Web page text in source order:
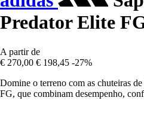
Predator Elite
A partir de
€ 270,00 € 198,45 -27%
Domine o terreno com as chuteiras
FG, que combinam desempenho,